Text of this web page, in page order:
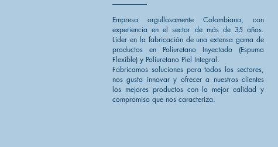
Empresa orgullosamente Colombiana, con
experiencia en el sector de más de 35 años.
Líder en la fabricación de una extensa gama de
productos en Poliuretano Inyectado (Espuma
Flexible) y Poliuretano Piel Integral.
Fabricamos soluciones para todos los sectores,
nos gusta innovar y ofrecer a nuestros clientes
los mejores productos con la mejor calidad y
compromiso que nos caracteriza.